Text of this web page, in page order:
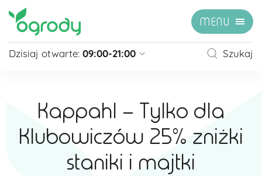
MENU
Dzisiaj otwarte: 09:00-21:00
Niedziela
zamknięte
Niedziela handlowa
10:00 - 20:00
zobacz więcej »
Szukaj
Kappahl – Tylko dla
Klubowiczów 25% zniżki
staniki i majtki